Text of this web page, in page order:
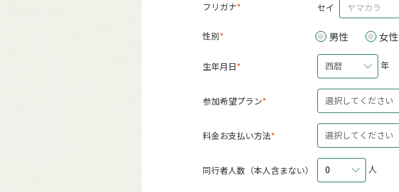
フリガナ セイ
性別 男性 女性
生年月日 西暦 年
参加希望プラン 選択してください
料金お支払い方法 選択してください
同行者人数（本人含まない） 0 人